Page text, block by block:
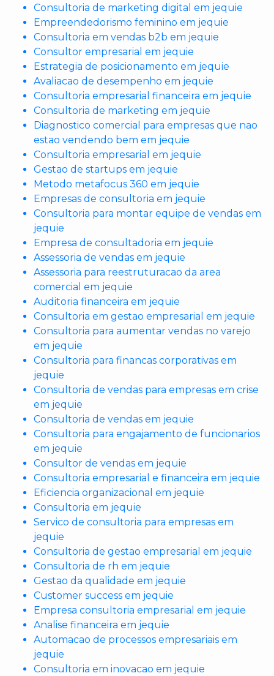
Consultoria de marketing digital em jequie
Empreendedorismo feminino em jequie
Consultoria em vendas b2b em jequie
Consultor empresarial em jequie
Estrategia de posicionamento em jequie
Avaliacao de desempenho em jequie
Consultoria empresarial financeira em jequie
Consultoria de marketing em jequie
Diagnostico comercial para empresas que nao
estao vendendo bem em jequie
Consultoria empresarial em jequie
Gestao de startups em jequie
Metodo metafocus 360 em jequie
Empresas de consultoria em jequie
Consultoria para montar equipe de vendas em
jequie
Empresa de consultadoria em jequie
Assessoria de vendas em jequie
Assessoria para reestruturacao da area
comercial em jequie
Auditoria financeira em jequie
Consultoria em gestao empresarial em jequie
Consultoria para aumentar vendas no varejo
em jequie
Consultoria para financas corporativas em
jequie
Consultoria de vendas para empresas em crise
em jequie
Consultoria de vendas em jequie
Consultoria para engajamento de funcionarios
em jequie
Consultor de vendas em jequie
Consultoria empresarial e financeira em jequie
Eficiencia organizacional em jequie
Consultoria em jequie
Servico de consultoria para empresas em
jequie
Consultoria de gestao empresarial em jequie
Consultoria de rh em jequie
Gestao da qualidade em jequie
Customer success em jequie
Empresa consultoria empresarial em jequie
Analise financeira em jequie
Automacao de processos empresariais em
jequie
Consultoria em inovacao em jequie